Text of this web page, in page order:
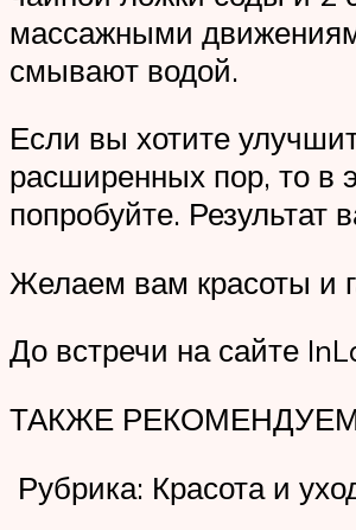
массажными
смывают водой.
Если вы хотите
расширенных пор, то в
попробуйте. Результат
Желаем вам красоты и
До встречи на сайте
ТАКЖЕ
Рубрика: Красота и